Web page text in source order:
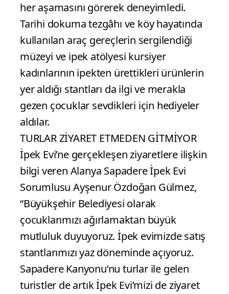
her aşamasını görerek deneyimledi.
Tarihi dokuma tezgâhı ve köy hayatında
kullanılan araç gereçlerin sergilendiği
müzeyi ve ipek atölyesi kursiyer
kadınlarının ipekten ürettikleri ürünlerin
yer aldığı stantları da ilgi ve merakla
gezen çocuklar sevdikleri için hediyeler
aldılar.
TURLAR ZİYARET ETMEDEN GİTMİYOR
İpek Evi’ne gerçekleşen ziyaretlere ilişkin
bilgi veren Alanya Sapadere İpek Evi
Sorumlusu Ayşenur Özdoğan Gülmez,
“Büyükşehir Belediyesi olarak
çocuklarımızı ağırlamaktan büyük
mutluluk duyuyoruz. İpek evimizde satış
stantlarımızı yaz döneminde açıyoruz.
Sapadere Kanyonu’nu turlar ile gelen
turistler de artık İpek Evi’mizi de ziyaret